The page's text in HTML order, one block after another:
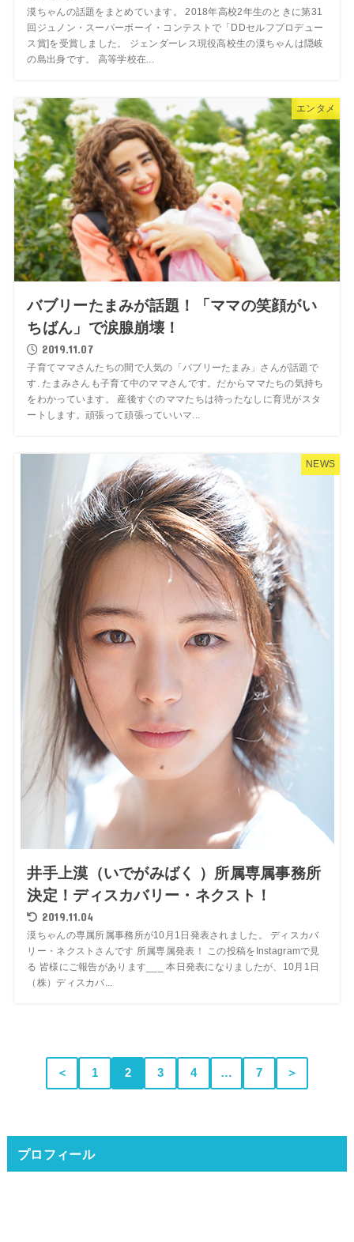
漠ちゃんの話題をまとめています。 2018年高校2年生のときに第31
回ジュノン・スーパーボーイ・コンテストで「DDセルフプロデュー
ス賞]を受賞しました。 ジェンダーレス現役高校生の漠ちゃんは隠岐
の島出身です。 高等学校在...
エンタメ
バブリーたまみが話題！「ママの笑顔がい
ちばん」で涙腺崩壊！
2019.11.07
子育てママさんたちの間で人気の「バブリーたまみ」さんが話題で
す. たまみさんも子育て中のママさんです。だからママたちの気持ち
をわかっています。 産後すぐのママたちは待ったなしに育児がスタ
ートします。頑張って頑張っていいマ...
NEWS
井手上漠（いでがみばく ）所属専属事務所
決定！ディスカバリー・ネクスト！
2019.11.04
漠ちゃんの専属所属事務所が10月1日発表されました。 ディスカバ
リー・ネクストさんです 所属専属発表！ この投稿をInstagramで見
る 皆様にご報告があります___ 本日発表になりましたが、10月1日
（株）ディスカバ...
＜ 1 2 3 4 … 7 ＞
プロフィール